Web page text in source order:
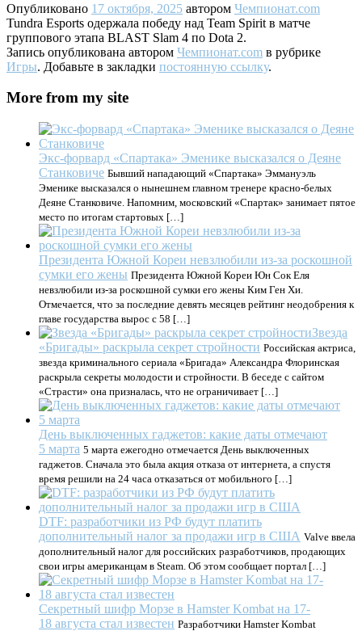
Опубликовано 17 октября, 2025 автором Чемпионат.com
Tundra Esports одержала победу над Team Spirit в матче
группового этапа BLAST Slam 4 по Dota 2.
Запись опубликована автором Чемпионат.com в рубрике
Игры. Добавьте в закладки постоянную ссылку.
More from my site
Экс-форвард «Спартака» Эменике высказался о Деяне
Станковиче Бывший нападающий «Спартака» Эммануэль
Эменике высказался о нынешнем главном тренере красно-белых
Деяне Станковиче. Напомним, московский «Спартак» занимает пятое
место по итогам стартовых […]
Президента Южной Кореи невзлюбили из-за роскошной
сумки его жены Президента Южной Кореи Юн Сок Еля
невзлюбили из-за роскошной сумки его жены Ким Ген Хи.
Отмечается, что за последние девять месяцев рейтинг неодобрения к
главе государства вырос с 58 […]
Звезда
«Бригады» раскрыла секрет стройности Российская актриса,
звезда криминального сериала «Бригада» Александра Флоринская
раскрыла секреты молодости и стройности. В беседе с сайтом
«Страсти» она призналась, что не ограничивает […]
День выключенных гаджетов: какие даты отмечают
5 марта 5 марта ежегодно отмечается День выключенных
гаджетов. Сначала это была акция отказа от интернета, а спустя
время решили на 24 часа отказаться от мобильного […]
DTF: разработчики из РФ будут платить
дополнительный налог за продажи игр в США Valve ввела
дополнительный налог для российских разработчиков, продающих
свои игры американцам в Steam. Об этом сообщает портал […]
Секретный шифр Морзе в Hamster Kombat на 17-
18 августа стал известен Разработчики Hamster Kombat